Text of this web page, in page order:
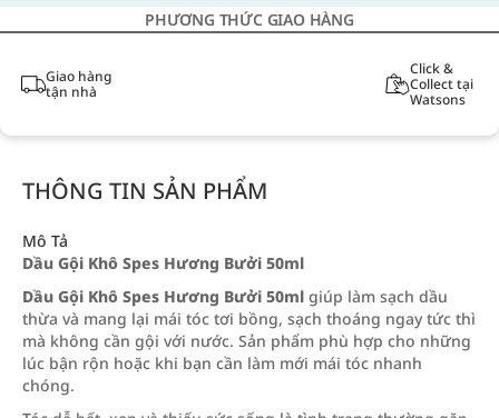
PHƯƠNG THỨC GIAO HÀNG
Giao hàng
tận nhà
Click &
Collect tại
Watsons
THÔNG TIN SẢN PHẨM
Mô Tả
Dầu Gội Khô Spes Hương Bưởi 50ml
Dầu Gội Khô Spes Hương Bưởi 50ml giúp làm sạch dầu
thừa và mang lại mái tóc tơi bồng, sạch thoáng ngay tức thì
mà không cần gội với nước. Sản phẩm phù hợp cho những
lúc bận rộn hoặc khi bạn cần làm mới mái tóc nhanh
chóng.